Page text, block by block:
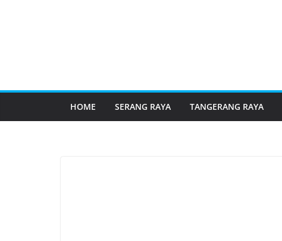
HOME SERANG RAYA TANGERANG RAYA